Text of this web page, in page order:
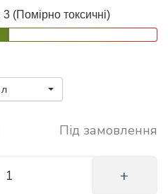
3 (Помірно токсичні)
Під замовлення